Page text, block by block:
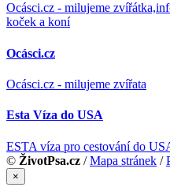
Ocásci.cz - milujeme
koček a koní
Ocásci.cz
Ocásci.cz - milujeme zvířata
Esta Víza do USA
ESTA víza pro cestování do
© ŽivotPsa.cz /Mapa stránek /
×